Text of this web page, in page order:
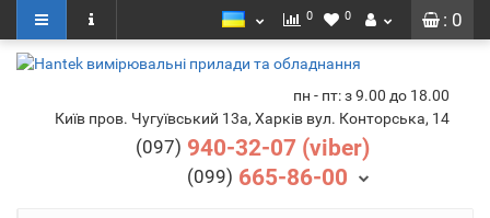
: 0
0 0
пн - пт: з 9.00 до 18.00
Київ пров. Чугуївський 13а, Харків вул. Конторська, 14
(097) 940-32-07 (viber)
(099) 665-86-00